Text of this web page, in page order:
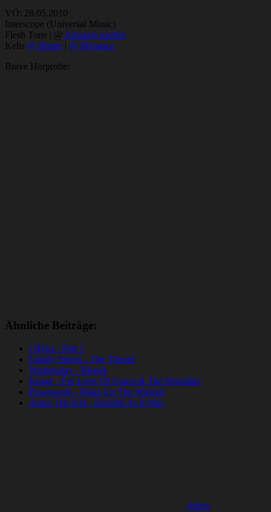
VÖ: 28.05.2010
Interscope (Universal Music)
Flesh Tone | @ Amazon kaufen
Kelis @ Home | @ Myspace
Brave Hörprobe:
Ähnliche Beiträge:
i Häxa - Part 1
Family Stereo - The Thread
Wednesday - Bleeds
Iceage - For Love Of Grace & The Hereafter
Powerwolf - Wake Up The Wicked
Amos The Kid - Enough As It Was
Alben